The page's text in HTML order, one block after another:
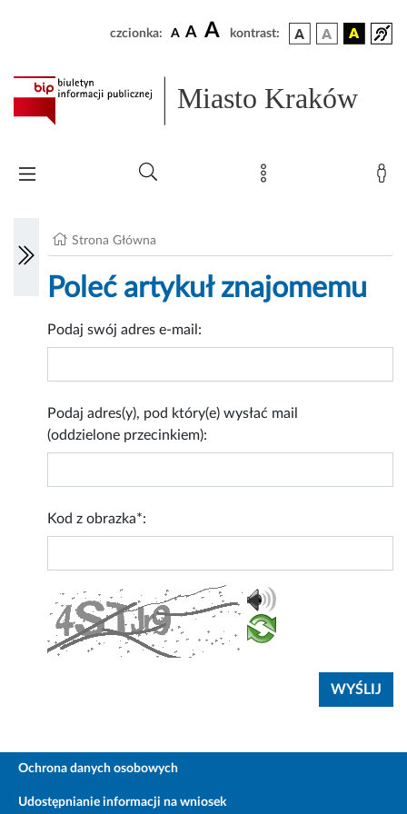
czcionka: A A A kontrast:
Miasto Kraków
Strona Główna
Poleć artykuł znajomemu
Podaj swój adres e-mail:
Podaj adres(y), pod który(e) wysłać mail
(oddzielone przecinkiem):
Kod z obrazka*:
Ochrona danych osobowych
Udostępnianie informacji na wniosek